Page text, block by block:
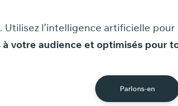
Utilisez l’intelligence artificielle pour
à votre audience et optimisés pour
Parlons-en